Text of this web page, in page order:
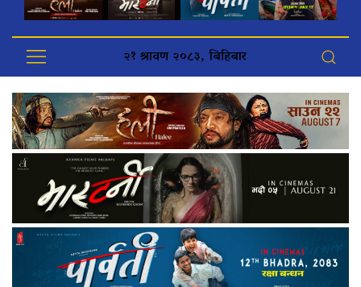
२१ श्रावण २०८३, बिहिबार